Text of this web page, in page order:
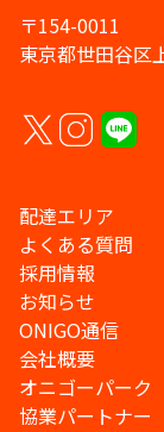
〒154-0011
東京都世田谷区
配達エリア
よくある質問
採用情報
お知らせ
ONIGO通信
会社概要
オニゴーパーク
協業パートナー